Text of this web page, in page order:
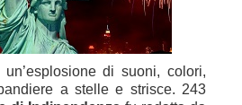
un’esplosione di suoni, colori,
a stelle e strisce. 243